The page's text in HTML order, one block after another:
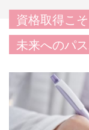
資格取得こそ
未来へのパ